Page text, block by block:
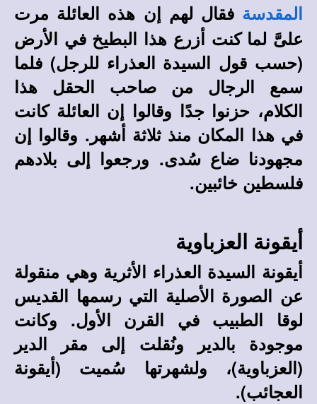
المقدسة فقال لهم إن هذه العائلة مرت
علىَّ لما كنت أزرع هذا البطيخ في الأرض
(حسب قول السيدة العذراء للرجل) فلما
سمع الرجال من صاحب الحقل هذا
الكلام، حزنوا جدًا وقالوا إن العائلة كانت
في هذا المكان منذ ثلاثة أشهر. وقالوا إن
مجهودنا ضاع سُدى. ورجعوا إلى بلادهم
فلسطين خائبين.
أيقونة العزباوية
أيقونة السيدة العذراء الأثرية وهي منقولة
عن الصورة الأصلية التي رسمها القديس
لوقا الطبيب في القرن الأول. وكانت
موجودة بالدير ونُقلت إلى مقر الدير
(العزباوية)، ولشهرتها سُميت (أيقونة
العجائب).